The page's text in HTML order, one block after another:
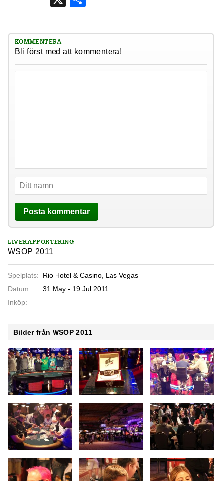
KOMMENTERA
Bli först med att kommentera!
LIVERAPPORTERING
WSOP 2011
Spelplats:
Rio Hotel & Casino, Las Vegas
Datum:
31 May - 19 Jul 2011
Inköp:
Bilder från WSOP 2011